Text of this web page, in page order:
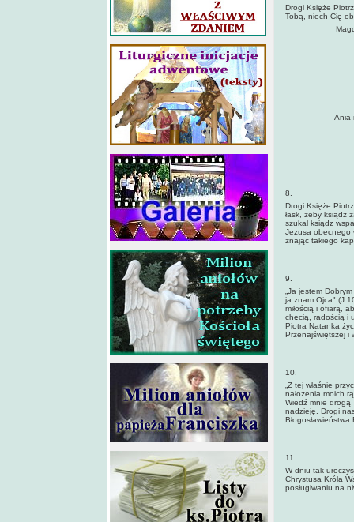
Drogi Księże
Tobą, niech Cię
Ania
8.
Drogi Księże
łask, żeby ksiądz
szukał ksiądz
Jezusa obecnego
znając takiego
9.
„Ja jestem
ja znam Ojca" (J
miłością i ofiarą,
chęcią, radością i
Piotra Natanka
Przenajświętszej i
10.
„Z tej właśnie
nałożenia moich
Wiedź mnie drogą
nadzieję. Drogi
11.
W dniu tak
Chrystusa Króla
posługiwaniu na